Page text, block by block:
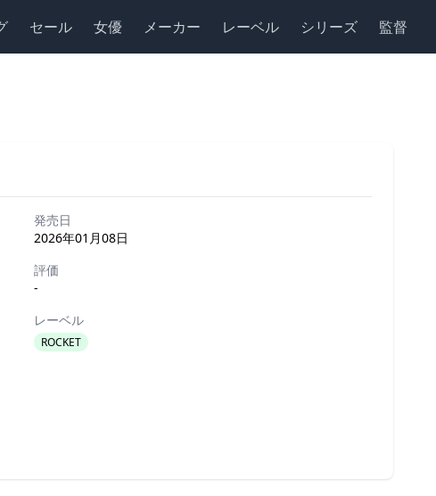
セール 女優 メーカー レーベル シリーズ 監督
発売日
2026年01月08日
評価
-
レーベル
ROCKET